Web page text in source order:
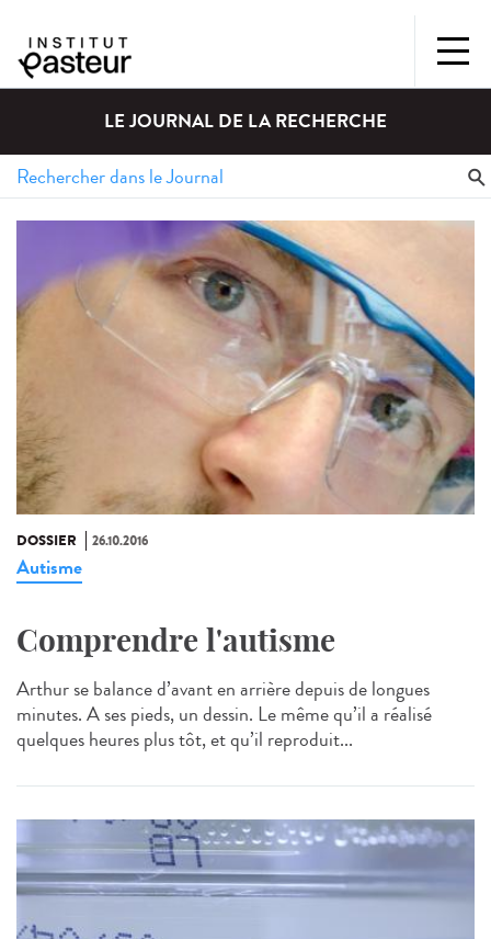
LE JOURNAL DE LA RECHERCHE
DOSSIER 26.10.2016
Autisme
Comprendre l'autisme
Arthur se balance d’avant en arrière depuis de longues
minutes. A ses pieds, un dessin. Le même qu’il a réalisé
quelques heures plus tôt, et qu’il reproduit...